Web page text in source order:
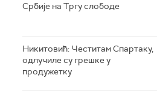
Србије на Тргу слободе
Никитовић: Честитам Спартаку,
одлучиле су грешке у
продужетку